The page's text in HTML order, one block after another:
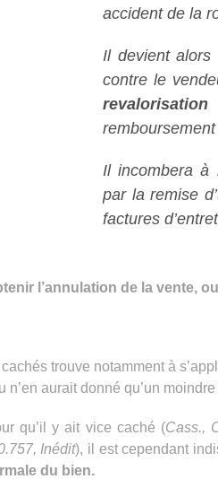
accident de la
Il devient alors
contre le
Il incombera à
par la remise
factures
l’annulation de la vente,
trouve notamment à
aurait donné qu’un
qu’il y ait vice caché (Cass.,
Inédit), il est cependant
du bien.